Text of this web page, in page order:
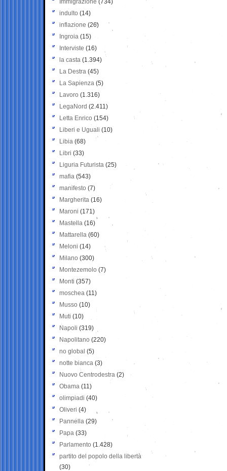
Immigrazione (734)
indulto (14)
inflazione (26)
Ingroia (15)
Interviste (16)
la casta (1.394)
La Destra (45)
La Sapienza (5)
Lavoro (1.316)
LegaNord (2.411)
Letta Enrico (154)
Liberi e Uguali (10)
Libia (68)
Libri (33)
Liguria Futurista (25)
mafia (543)
manifesto (7)
Margherita (16)
Maroni (171)
Mastella (16)
Mattarella (60)
Meloni (14)
Milano (300)
Montezemolo (7)
Monti (357)
moschea (11)
Musso (10)
Muti (10)
Napoli (319)
Napolitano (220)
no global (5)
notte bianca (3)
Nuovo Centrodestra (2)
Obama (11)
olimpiadi (40)
Oliveri (4)
Pannella (29)
Papa (33)
Parlamento (1.428)
partito del popolo della libertà
(30)